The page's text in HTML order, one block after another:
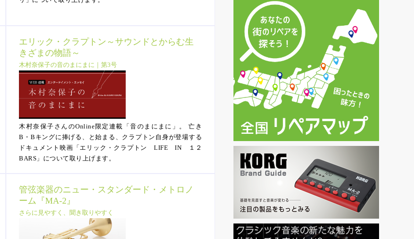
エリック・クラプトン～サウンドとからむ生
きざまの物語～
木村奈保子の音のまにまに｜第3号
木村奈保子さんのOnline限定連載「音のまにまに」。 亡き
B・Bキングに捧げる、と始まる、クラプトン自身が登場する
ドキュメント映画「エリック・クラプトン LIFE IN １２
BARS」について取り上げます。
管弦楽器のニュー・スタンダード・メトロノ
ーム『MA-2』
さらに見やすく、聞き取りやすく